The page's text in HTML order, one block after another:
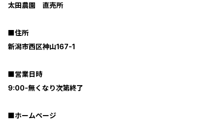
太田農園 直売所
■住所
新潟市西区神山167-1
■営業日時
9:00-無くなり次第終了
■ホームページ